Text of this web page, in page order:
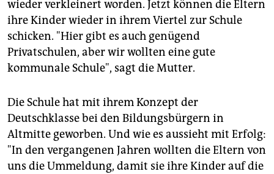
wieder verkleinert worden. Jetzt können die Eltern
ihre Kinder wieder in ihrem Viertel zur Schule
schicken. "Hier gibt es auch genügend
Privatschulen, aber wir wollten eine gute
kommunale Schule", sagt die Mutter.
Die Schule hat mit ihrem Konzept der
Deutschklasse bei den Bildungsbürgern in
Altmitte geworben. Und wie es aussieht mit Erfolg:
"In den vergangenen Jahren wollten die Eltern von
uns die Ummeldung, damit sie ihre Kinder auf die